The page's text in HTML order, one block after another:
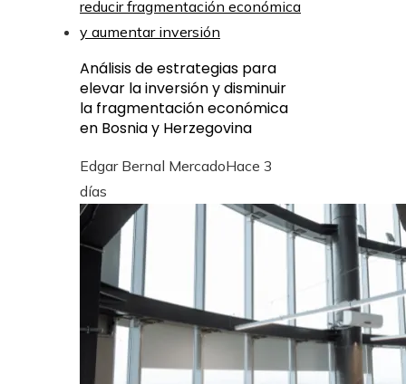
Análisis de estrategias para
elevar la inversión y disminuir
la fragmentación económica
en Bosnia y Herzegovina
Edgar Bernal MercadoHace 3
días